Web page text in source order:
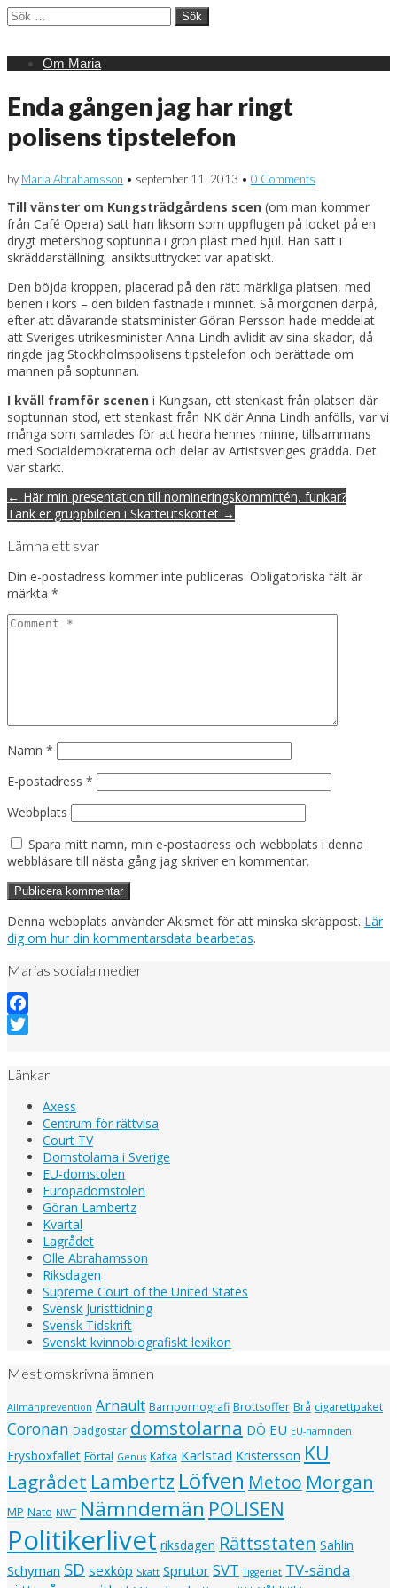
Sök
efter:
Main
Skip
Om Maria
Enda gången jag har ringt
polisens tipstelefon
by Maria Abrahamsson • september 11, 2013 • 0 Comments
Till vänster om Kungsträdgårdens scen (om man kommer
från Café Opera) satt han liksom som uppflugen på locket på en
drygt metershög soptunna i grön plast med hjul. Han satt i
skräddarställning, ansiktsuttrycket var apatiskt.
Den böjda kroppen, placerad på den rätt märkliga platsen, med
benen i kors – den bilden fastnade i minnet. Så morgonen därpå,
efter att dåvarande statsminister Göran Persson hade meddelat
att Sveriges utrikesminister Anna Lindh avlidit av sina skador, då
ringde jag Stockholmspolisens tipstelefon och berättade om
mannen på soptunnan.
I kväll framför scenen i Kungsan, ett stenkast från platsen där
soptunnan stod, ett stenkast från NK där Anna Lindh anfölls, var vi
många som samlades för att hedra hennes minne, tillsammans
med Socialdemokraterna och delar av Artistsveriges grädda. Det
var starkt.
Post
navigation
← Här min presentation till nomineringskommittén, funkar?
Tänk er gruppbilden i Skatteutskottet →
Lämna ett svar
Din e-postadress kommer inte publiceras. Obligatoriska fält är
märkta *
Namn *
E-postadress *
Webbplats
Spara mitt namn, min e-postadress och webbplats i denna
webbläsare till nästa gång jag skriver en kommentar.
Denna webbplats använder Akismet för att minska skräppost. Lär
dig om hur din kommentarsdata bearbetas.
Marias sociala medier
Facebook
Länkar
Axess
Centrum för rättvisa
Court TV
Domstolarna i Sverige
EU-domstolen
Europadomstolen
Göran Lambertz
Kvartal
Lagrådet
Olle Abrahamsson
Riksdagen
Supreme Court of the United States
Svensk Juristtidning
Svensk Tidskrift
Svenskt kvinnobiografiskt lexikon
Mest omskrivna ämnen
Allmänprevention Arnault Barnpornografi Brottsoffer Brå cigarettpaket
Coronan Dadgostar domstolarna DÖ EU EU-nämnden
Frysboxfallet Förtal Genus Kafka Karlstad Kristersson KU
Lagrådet Lambertz Löfven Metoo Morgan
MP Nato NWT Nämndemän POLISEN
Politikerlivet riksdagen Rättsstaten Sahlin
Schyman SD sexköp Skatt Sprutor SVT Tiggeriet TV-sända